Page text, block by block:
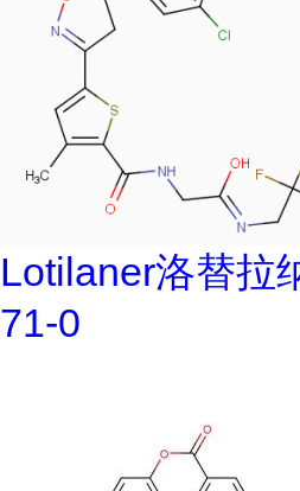
Lotilaner洛替拉
71-0